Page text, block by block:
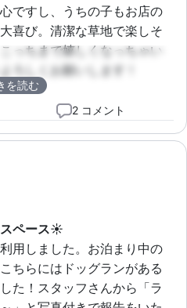
ですし、うちの子もお店の
喜び。清潔な草地で楽しそ
っちまで嬉しくなっちゃい
ろしくお願いします！
を読む
2 コメント
スペース☀️
用しました。お泊まり中の
ちらにはドッグランがある
た！スタッフさんから「ラ